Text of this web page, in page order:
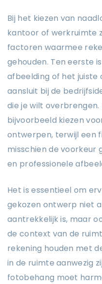
Bij het kiezen van
kantoor of werkruimte
factoren waarmee
gehouden. Ten eerste
afbeelding of het
aansluit bij de
die je wilt
bijvoorbeeld kiezen
ontwerpen, terwijl een
misschien de voorkeur
en professionele
Het is essentieel om
gekozen ontwerp niet
aantrekkelijk is, maar
de context van de
rekening houden met
in de ruimte aanwezig
fotobehang moet